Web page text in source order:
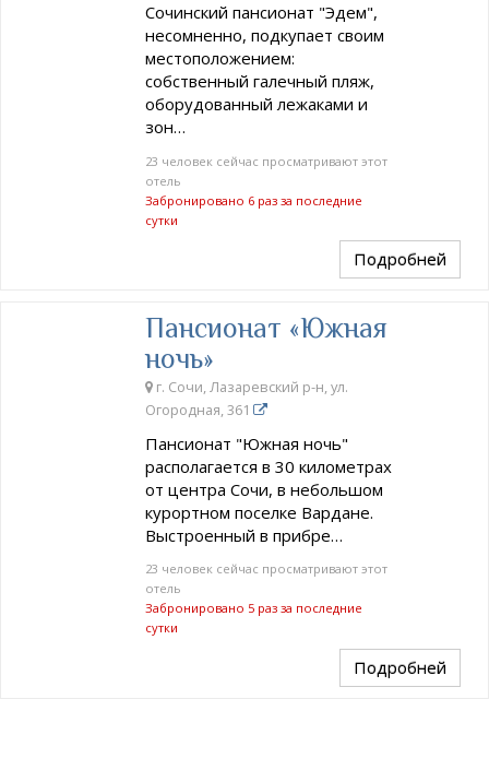
Сочинский пансионат "Эдем",
несомненно, подкупает своим
местоположением:
собственный галечный пляж,
оборудованный лежаками и
зон…
23 человек сейчас просматривают этот
отель
Забронировано 6 раз за последние
сутки
Подробней
Пансионат «Южная
ночь»
г. Сочи, Лазаревский р-н, ул.
Огородная, 361
Пансионат "Южная ночь"
располагается в 30 километрах
от центра Сочи, в небольшом
курортном поселке Вардане.
Выстроенный в прибре…
23 человек сейчас просматривают этот
отель
Забронировано 5 раз за последние
сутки
Подробней